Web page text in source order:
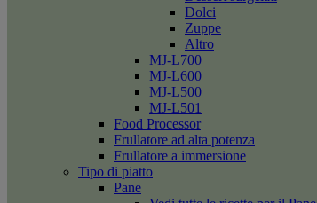
Dolci
Zuppe
Altro
MJ-L700
MJ-L600
MJ-L500
MJ-L501
Food Processor
Frullatore ad alta potenza
Frullatore a immersione
Tipo di piatto
Pane